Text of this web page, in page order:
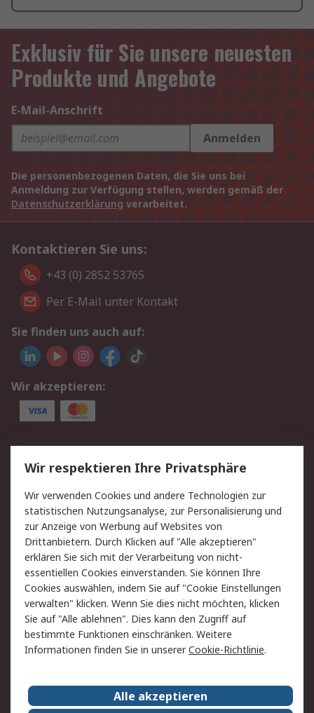
Exklusiv für Sie unsere neuesten
Produkte und Angebote
E-Mail-Anschrift
Anmelden
Die personenbezogenen Daten, die Sie uns bei
Anmeldung zur Verfügung stellen, werden gemäß der
Datenschutzerklärung verarbeitet.
Kontaktieren Sie uns:
+43 (0) 2852 53765
Per E-Mail unter Kontakt
Sie finden uns auch auf:
Wir akzeptieren:
Service
Value Added Services
Lieferlösungen
Rücksendung/Entsorgung Kontakt
Hilfe
Rechtliches
RS Verkaufs- und
Lieferbedingungen
Datenschutz
Cookie-Richtlinie
Zahlungsbedingungen
Impressum
Webseite Konditionen
RS weltweit
Wir respektieren Ihre Privatsphäre
Wir verwenden Cookies und andere Technologien zur
statistischen Nutzungsanalyse, zur Personalisierung und
zur Anzeige von Werbung auf Websites von
Drittanbietern. Durch Klicken auf "Alle akzeptieren"
erklären Sie sich mit der Verarbeitung von nicht-
essentiellen Cookies einverstanden. Sie können Ihre
Cookies auswählen, indem Sie auf "Cookie Einstellungen
verwalten" klicken. Wenn Sie dies nicht möchten, klicken
Sie auf "Alle ablehnen". Dies kann den Zugriff auf
bestimmte Funktionen einschränken. Weitere
Informationen finden Sie in unsererCookie-Richtlinie.
Alle akzeptieren